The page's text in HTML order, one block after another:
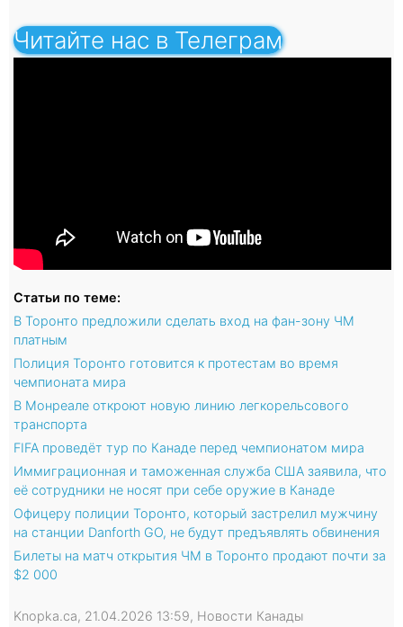
Читайте нас в Телеграм
Статьи по теме:
В Торонто предложили сделать вход на фан-зону ЧМ
платным
Полиция Торонто готовится к протестам во время
чемпионата мира
В Монреале откроют новую линию легкорельсового
транспорта
FIFA проведёт тур по Канаде перед чемпионатом мира
Иммиграционная и таможенная служба США заявила, что
её сотрудники не носят при себе оружие в Канаде
Офицеру полиции Торонто, который застрелил мужчину
на станции Danforth GO, не будут предъявлять обвинения
Билеты на матч открытия ЧМ в Торонто продают почти за
$2 000
Knopka.ca, 21.04.2026 13:59, Новости Канады